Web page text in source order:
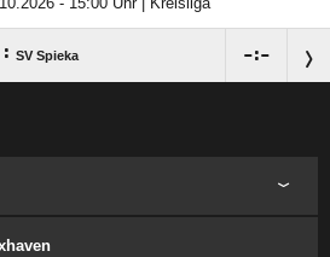
: SV Spieka :